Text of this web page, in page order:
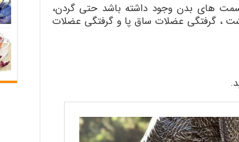
های بدن وجود داشته باشد حتی گردن،
، گرفتگی عضلات ساق پا و گرفتگی عضلات